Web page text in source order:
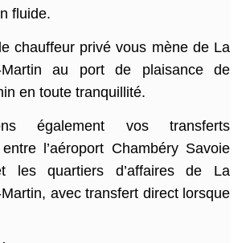
fluide.
chauffeur privé vous mène de La
Martin au port de plaisance de
en toute tranquillité.
également vos transferts
l’aéroport Chambéry Savoie
les quartiers d’affaires de La
avec transfert direct lorsque